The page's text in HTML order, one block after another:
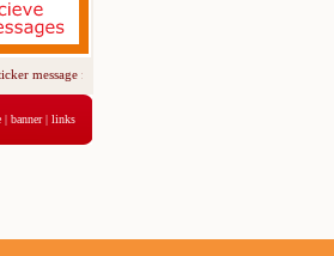
message for just 5,95€ for 3 days
| banner| links